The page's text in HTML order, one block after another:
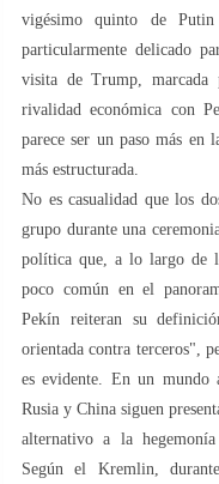
vigésimo quinto de
particularmente delicado
visita de Trump,
rivalidad económica con
parece ser un paso más en
más estructurada.
No es casualidad que los
grupo durante una
política que, a lo largo de
poco común en el
Pekín reiteran su
orientada contra terceros",
es evidente. En un mundo
Rusia y China siguen
alternativo a la
Según el Kremlin,